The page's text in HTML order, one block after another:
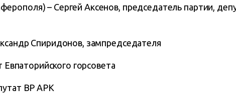
– Сергей Аксенов, председатель партии,
Спиридонов, зампредседателя
горсовета
ВР АРК